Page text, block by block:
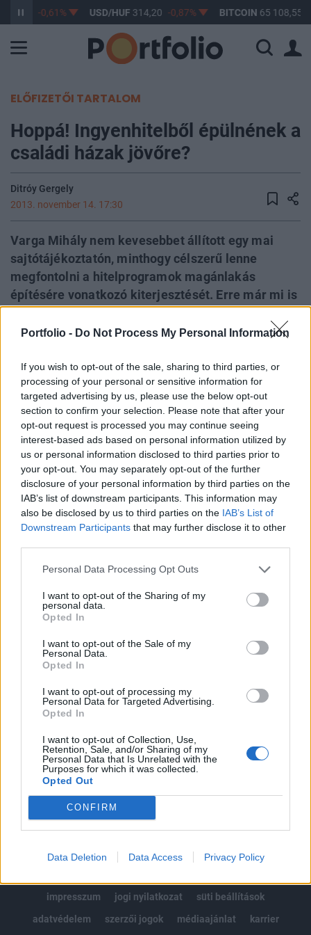
Portfolio - Do Not Process My Personal Information
If you wish to opt-out of the sale, sharing to third parties, or
processing of your personal or sensitive information for
targeted advertising by us, please use the below opt-out
section to confirm your selection. Please note that after your
opt-out request is processed you may continue seeing
interest-based ads based on personal information utilized by
us or personal information disclosed to third parties prior to
your opt-out. You may separately opt-out of the further
disclosure of your personal information by third parties on the
IAB’s list of downstream participants. This information may
also be disclosed by us to third parties on the IAB’s List of
Downstream Participants that may further disclose it to other
Personal Data Processing Opt Outs
I want to opt-out of the Sharing of my
personal data.
Opted In
I want to opt-out of the Sale of my
Personal Data.
Opted In
I want to opt-out of processing my
Personal Data for Targeted Advertising.
Opted In
I want to opt-out of Collection, Use,
Retention, Sale, and/or Sharing of my
Personal Data that Is Unrelated with the
Purposes for which it was collected.
Opted Out
CONFIRM
Data Deletion Data Access Privacy Policy
363,17 -0,61% USD/HUF 314,20 -0,87% BITCOIN 65 108,55
ELŐFIZETŐI TARTALOM
Hoppá! Ingyenhitelből épülnének a
családi házak jövőre?
Ditróy Gergely
2013. november 14. 17:30
Varga Mihály nem kevesebbet állított egy mai
sajtótájékoztatón, minthogy célszerű lenne
megfontolni a hitelprogramok magánlakás
építésére vonatkozó kiterjesztését. Erre már mi is
már bárki a Matolcsy-féle "ingyelhitel"-hez
házát? Szerintünk akár ezt is jelentheti.
Property Investment Forum 2026A hazai ingatlanpiac
legnagyobb üzleti és networking találkozója! Idén a 22.
alkalommal!Információ és jelentkezésA hazai lakáspiacról
többet is megtudhat, ha jelentkezik a november 28-ai,
Portfolio.hu Property Investment Forumra, ahol a szakma
legfontosabb képviselői beszélgetnek a lakáspiac jelenéről
és jövőjéről. "Mi is jobban örülnénk...
KEDVES OLVASÓNK!
A keresett cikk a portfolio.hu hírarchívumához
regisztrációhoz kötött.
Portfolio.hu teljes cikkarchívum
Kötéslisták: BÉT elmúlt 2 év napon belüli
MÁR ELŐFIZETŐNK VAGY?BEJELENTKEZÉS
impresszum
jogi nyilatkozat
süti beállítások
adatvédelem
szerzői jogok médiaajánlat karrier